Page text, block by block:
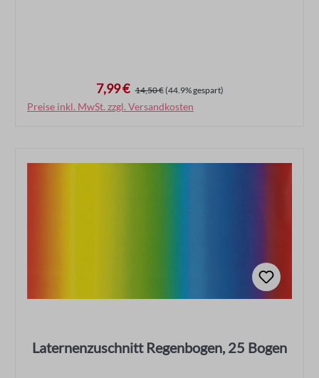
Verkaufspreis:7,99 € Regulärer Preis:
14,50 €(44.9% gespart)
Preise inkl. MwSt. zzgl. Versandkosten
In den Warenkorb
Laternenzuschnitt Regenbogen, 25 Bogen